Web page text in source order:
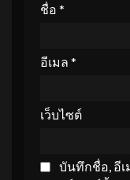
ชื่อ *
อีเมล *
เว็บไซต์
บันทึกชื่อ, อี